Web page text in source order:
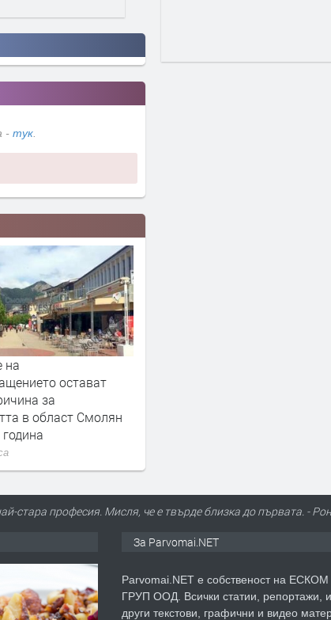
- тук.
на
остават
за
в област Смолян
стара професия. Мисля, че е твърде близка до първата. -
За Parvomai.NET
Parvomai.NET е собственост на
ГРУП ООД. Всички статии, репортажи,
други текстови, графични и видео